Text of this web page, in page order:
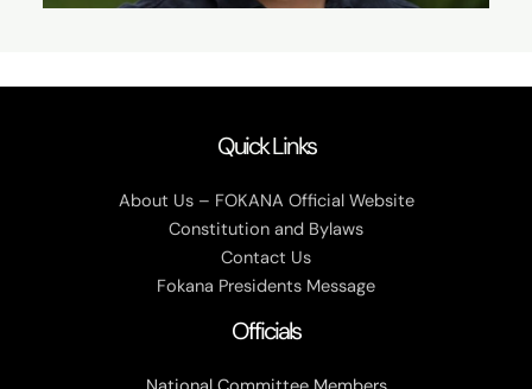
Quick Links
About Us – FOKANA Official Website
Constitution and Bylaws
Contact Us
Fokana Presidents Message
Officials